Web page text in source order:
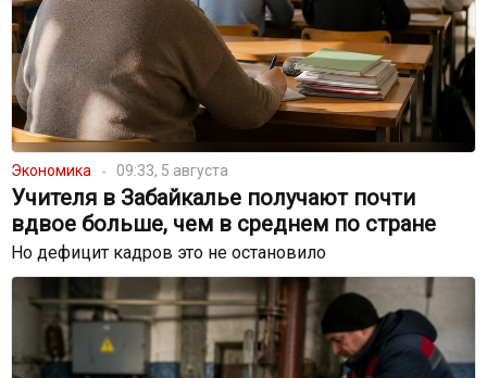
Экономика 09:33, 5 августа
Учителя в Забайкалье получают почти
вдвое больше, чем в среднем по стране
Но дефицит кадров это не остановило